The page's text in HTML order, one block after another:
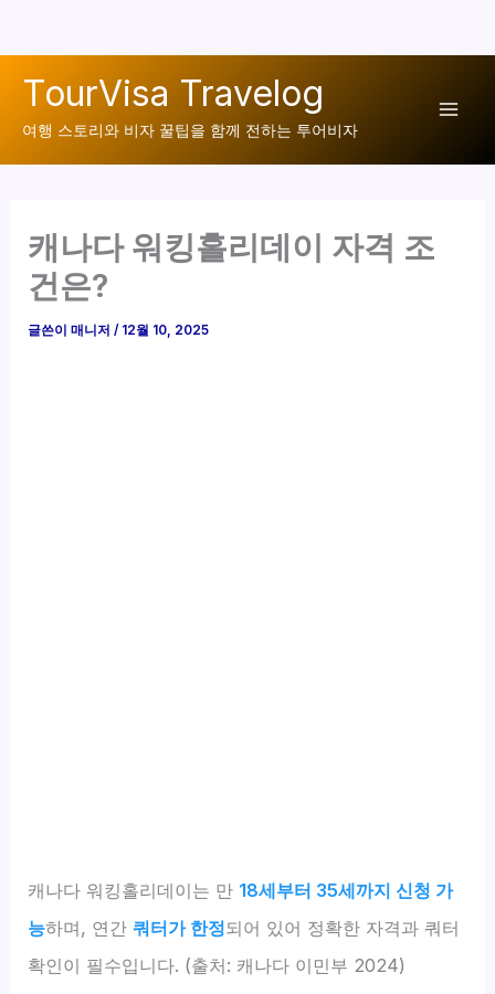
TourVisa Travelog
여행 스토리와 비자 꿀팁을 함께 전하는 투어비자
캐나다 워킹홀리데이 자격 조
건은?
글쓴이매니저/ 12월 10, 2025
캐나다 워킹홀리데이는 만 18세부터 35세까지 신청 가
능하며, 연간쿼터가 한정되어 있어 정확한 자격과 쿼터
확인이 필수입니다. (출처: 캐나다 이민부 2024)